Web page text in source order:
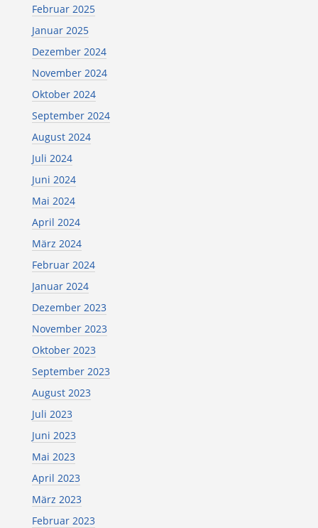
Februar 2025
Januar 2025
Dezember 2024
November 2024
Oktober 2024
September 2024
August 2024
Juli 2024
Juni 2024
Mai 2024
April 2024
März 2024
Februar 2024
Januar 2024
Dezember 2023
November 2023
Oktober 2023
September 2023
August 2023
Juli 2023
Juni 2023
Mai 2023
April 2023
März 2023
Februar 2023